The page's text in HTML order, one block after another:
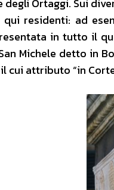
Ortaggi. Sui
residenti: ad
in tutto il
Michele detto in
cui attributo “in